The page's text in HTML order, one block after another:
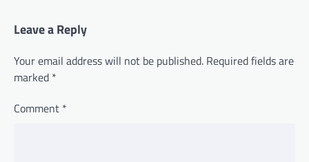
Leave a Reply
Your email address will not be published. Required fields are
marked *
Comment *